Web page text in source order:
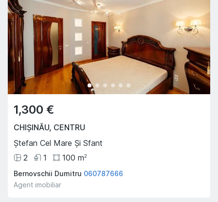
1,300 €
CHIȘINĂU, CENTRU
Ștefan Cel Mare Și Sfant
2
1 100 m2
Bernovschii Dumitru 060787666
Agent imobiliar